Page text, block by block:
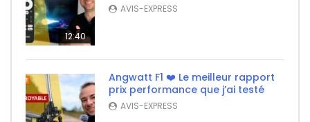
12:40
AVIS-EXPRESS
Angwatt F1 ❤️ Le meilleur rapport
prix performance que j’ai testé
AVIS-EXPRESS